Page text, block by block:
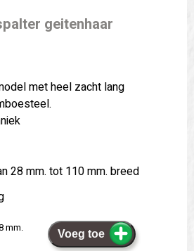
geitenhaar
met heel zacht lang
28 mm. tot 110 mm. breed
mm.
Voeg toe